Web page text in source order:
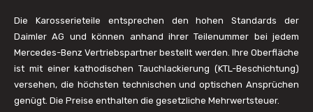
Die Karosserieteile entsprechen den hohen Standards der
Daimler AG und können anhand ihrer Teilenummer bei jedem
Mercedes-Benz Vertriebspartner bestellt werden. Ihre Oberfläche
ist mit einer kathodischen Tauchlackierung (KTL-Beschichtung)
versehen, die höchsten technischen und optischen Ansprüchen
genügt. Die Preise enthalten die gesetzliche Mehrwertsteuer.